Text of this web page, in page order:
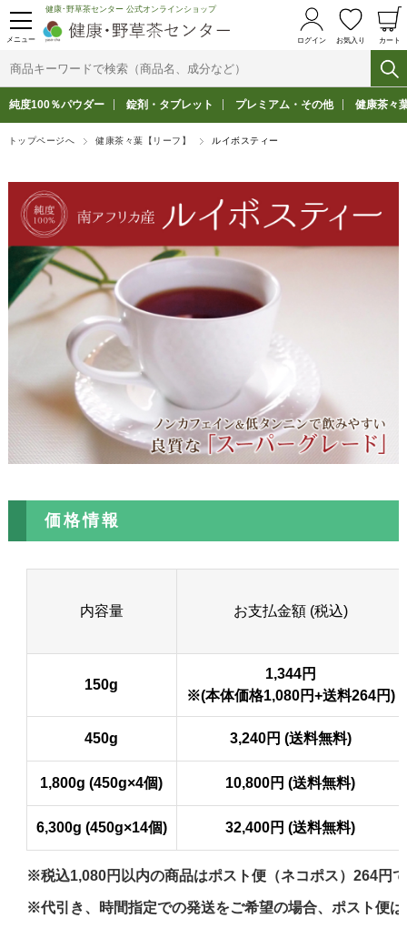
メニュー
健康･野草茶センター 公式オンラインショップ
ログイン お気入り カート
純度100％パウダー 錠剤・タブレット プレミアム・その他 健康茶々
トップページへ 健康茶々葉【リーフ】 ルイボスティー
価格情報
内容量 お支払金額 (税込)
150g
1,344円
※(本体価格1,080円+送料264円)
450g 3,240円 (送料無料)
1,800g (450g×4個) 10,800円 (送料無料)
6,300g (450g×14個) 32,400円 (送料無料)
※税込1,080円以内の商品はポスト便（ネコポス）264円
※代引き、時間指定での発送をご希望の場合、ポスト便